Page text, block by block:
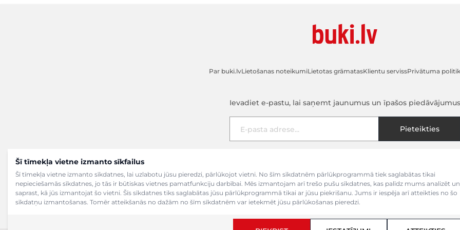
Šī tīmekļa vietne izmanto sīkfailus
Šī tīmekļa vietne izmanto sīkdatnes, lai uzlabotu jūsu pieredzi, pārlūkojot vietni. No šīm sīkdatnēm pārlūkprogrammā tiek saglabātas tikai
nepieciešamās sīkdatnes, jo tās ir būtiskas vietnes pamatfunkciju darbībai. Mēs izmantojam arī trešo pušu sīkdatnes, kas palīdz mums analizēt un
saprast, kā jūs izmantojat šo vietni. Šīs sīkdatnes tiks saglabātas jūsu pārlūkprogrammā tikai ar jūsu piekrišanu. Jums ir iespēja arī atteikties no šo
sīkdatņu izmantošanas. Tomēr atteikšanās no dažām no šīm sīkdatnēm var ietekmēt jūsu pārlūkošanas pieredzi.
Par buki.lvLietošanas noteikumiLietotas grāmatasKlientu servissPrivātuma
Ievadiet e-pastu, lai saņemt jaunumus un īpašos piedāvājumus
Pieteikties